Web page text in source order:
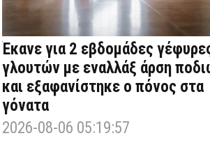
Έκανε για 2 εβδομάδες
γλουτών με εναλλάξ άρση
και εξαφανίστηκε ο πόνος στα
γόνατα
2026-08-06 05:19:57